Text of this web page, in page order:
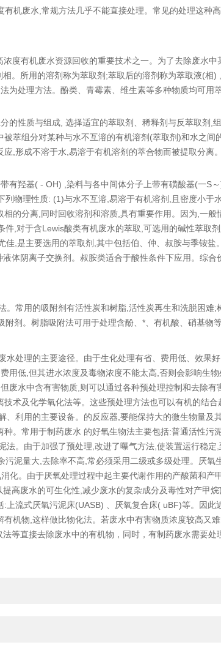
机废水,常规方法几乎不能直接处理。常见的处理这种
度有机废水资源回收的重要技术之一。为了去除废水
。所用的溶剂称为萃取剂;萃取后的溶剂称为萃取液(相
处理方法。酚类、青霉素、维生素等多种物质均可用
性质与组成, 选择适宜的萃取剂、稀释剂与反萃取剂,
萃组分对某种与水不互溶的有机溶剂(萃取剂)和水之
,形成不溶于水,易溶于有机溶剂的萃合物而被提取分
羟基( - OH) ,染料与各中间体分子上带有磺酸基(一S
物理性质: (1)与水不互溶,易溶于有机溶剂,且密度小
的分离,同时回收溶剂和溶质,具有重要作用。因为,一
,对于含Lewis酸类有机废水的萃取,可选用的碱性萃取
,是主要选用的萃取剂,其中包括伯、仲、叔胺与季铵
体阴离子交换剂。叔胺类适合于酸性条件下应用。综
常用的吸附剂有活性炭和树脂,活性炭再生和洗脱困
剂。树脂吸附法可用于处理含酚、*、有机酸、硝基物
处理的主要途径。由于生化处理有省、费用低、效果
低,但其进水浓度及毒物浓度不能太高,否则会影响生
水中含有害物质,则可以通过各种预处理控制和去除
术及化学氧化法等。这些预处理方法也可以有机的结
利用的主要设备。的反应器,要能保持大的微生物量及
。常用于制药废水 的好氧生物法主要包括:普通活性污
。由于加强了预处理,改进了曝气方法,使装置运行稳
泥量大,去除率不高,常必须采用二级或多级处理。厌
。由于厌氧处理过程中起主要代谢作用的产酸菌和
高废水的可生化性,减少废水的复杂成分及毒性对产甲
流式厌氧污泥床(UASB) 、厌氧复合床( uBF)等。因
机物,这样做比物化法。若废水中有害物质浓度较高又
等直接去除废水中的有机物，同时，有制药废水需要